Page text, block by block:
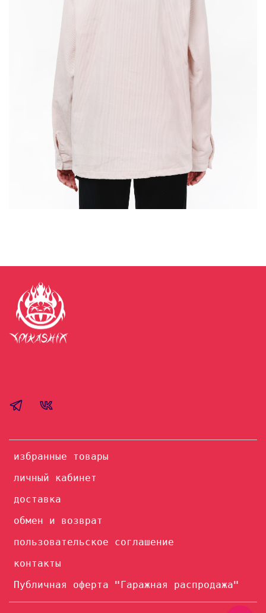
избранные товары
личный кабинет
доставка
обмен и возврат
пользовательское соглашение
контакты
Публичная оферта "Гаражная распродажа"